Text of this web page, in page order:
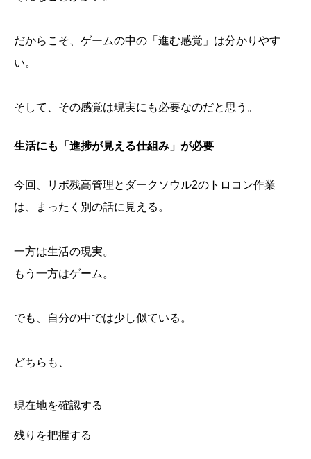
だからこそ、ゲームの中の「進む感覚」は分かりやす
い。
そして、その感覚は現実にも必要なのだと思う。
生活にも「進捗が見える仕組み」が必要
今回、リボ残高管理とダークソウル2のトロコン作業
は、まったく別の話に見える。
一方は生活の現実。
もう一方はゲーム。
でも、自分の中では少し似ている。
どちらも、
現在地を確認する
残りを把握する